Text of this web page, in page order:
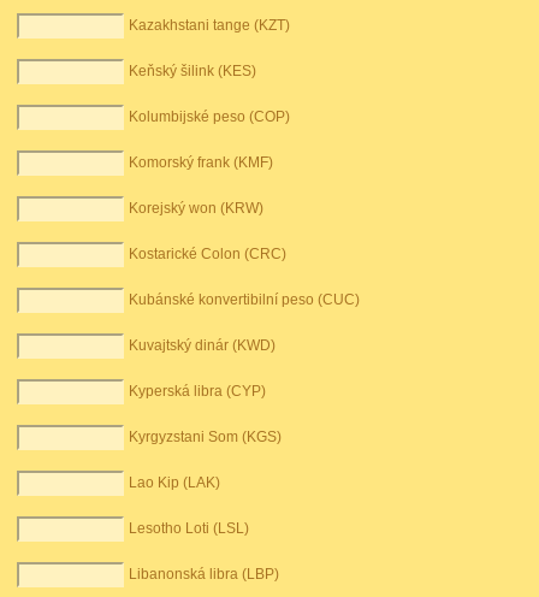
Kazakhstani tange (KZT)
Keňský šilink (KES)
Kolumbijské peso (COP)
Komorský frank (KMF)
Korejský won (KRW)
Kostarické Colon (CRC)
Kubánské konvertibilní peso (CUC)
Kuvajtský dinár (KWD)
Kyperská libra (CYP)
Kyrgyzstani Som (KGS)
Lao Kip (LAK)
Lesotho Loti (LSL)
Libanonská libra (LBP)